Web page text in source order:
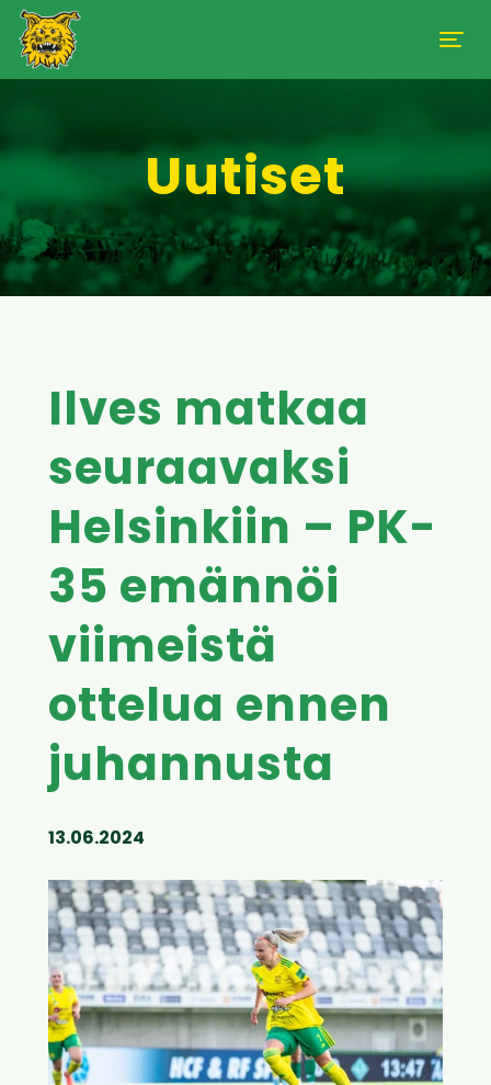
Uutiset
Ilves matkaa
seuraavaksi
Helsinkiin – PK-
35 emännöi
viimeistä
ottelua ennen
juhannusta
13.06.2024